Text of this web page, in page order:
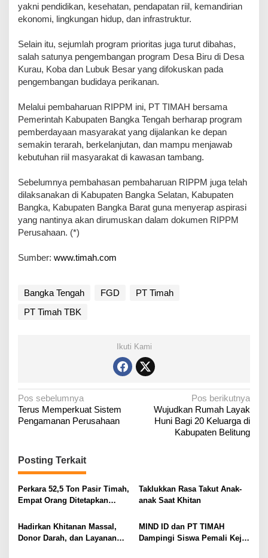
yakni pendidikan, kesehatan, pendapatan riil, kemandirian
ekonomi, lingkungan hidup, dan infrastruktur.
Selain itu, sejumlah program prioritas juga turut dibahas,
salah satunya pengembangan program Desa Biru di Desa
Kurau, Koba dan Lubuk Besar yang difokuskan pada
pengembangan budidaya perikanan.
Melalui pembaharuan RIPPM ini, PT TIMAH bersama
Pemerintah Kabupaten Bangka Tengah berharap program
pemberdayaan masyarakat yang dijalankan ke depan
semakin terarah, berkelanjutan, dan mampu menjawab
kebutuhan riil masyarakat di kawasan tambang.
Sebelumnya pembahasan pembaharuan RIPPM juga telah
dilaksanakan di Kabupaten Bangka Selatan, Kabupaten
Bangka, Kabupaten Bangka Barat guna menyerap aspirasi
yang nantinya akan dirumuskan dalam dokumen RIPPM
Perusahaan. (*)
Sumber: www.timah.com
Bangka Tengah FGD
PT Timah
PT Timah TBK
Ikuti Kami
N
a
g
a
s
i
p
o
Pos sebelumnya
Terus Memperkuat Sistem
Pengamanan Perusahaan
Pos berikutnya
Wujudkan Rumah Layak
Huni Bagi 20 Keluarga di
Kabupaten Belitung
Posting Terkait
Perkara 52,5 Ton Pasir Timah,
Empat Orang Ditetapkan
Taklukkan Rasa Takut Anak-
anak Saat Khitan
Hadirkan Khitanan Massal,
Donor Darah, dan Layanan
MIND ID dan PT TIMAH
Dampingi Siswa Pemali Kejar